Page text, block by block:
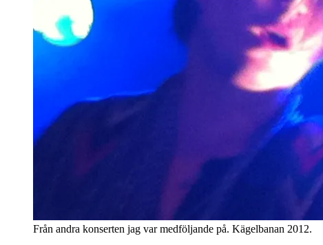
Från andra konserten jag var medföljande på. Kägelbanan 2012.